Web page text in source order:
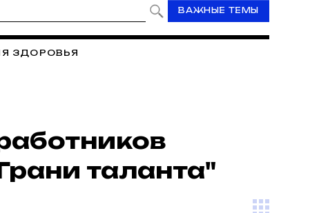
ВАЖНЫЕ ТЕМЫ
ЗДОРОВЬЯ
таланта"